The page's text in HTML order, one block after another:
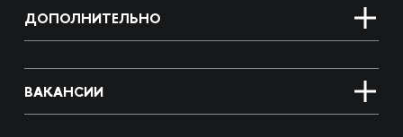
ДОПОЛНИТЕЛЬНО
ВАКАНСИИ